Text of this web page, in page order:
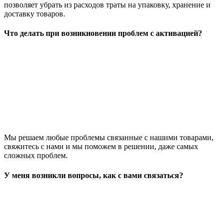
позволяет убрать из расходов траты на упаковку, хранение и
доставку товаров.
Что делать при возникновении проблем с активацией?
Мы решаем любые проблемы связанные с нашими товарами,
свяжитесь с нами и мы поможем в решении, даже самых
сложных проблем.
У меня возникли вопросы, как с вами связаться?